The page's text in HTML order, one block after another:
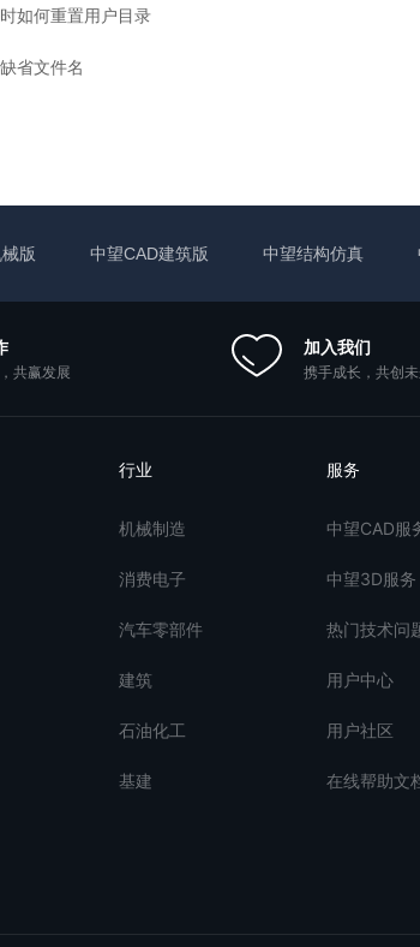
如何重置用户目录
省文件名
版 中望CAD建筑版 中望结构仿真
共赢发展
加入我们
携手成长，共创
行业
机械制造
消费电子
汽车零部件
建筑
石油化工
基建
服务
中望CAD服
中望3D服务
热门技术问
用户中心
用户社区
在线帮助文